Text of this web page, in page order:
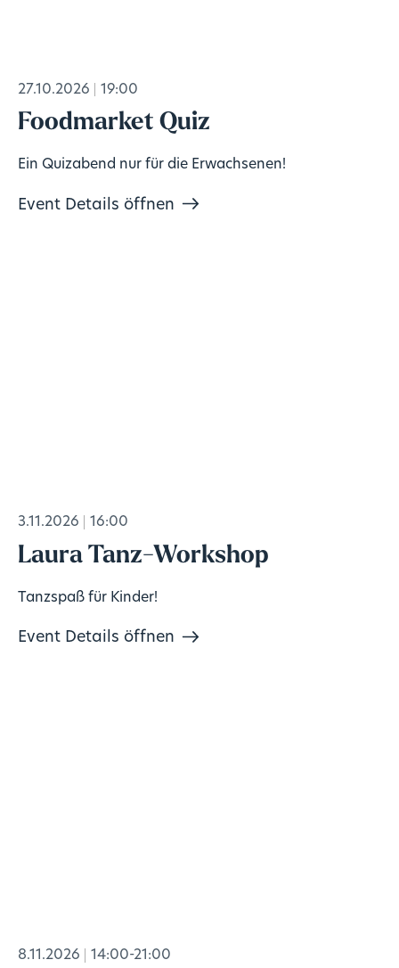
27.10.2026 19:00
Foodmarket Quiz
Ein Quizabend nur für die Erwachsenen!
Event Details öffnen
3.11.2026 16:00
Laura Tanz-Workshop
Tanzspaß für Kinder!
Event Details öffnen
8.11.2026 14:00-21:00